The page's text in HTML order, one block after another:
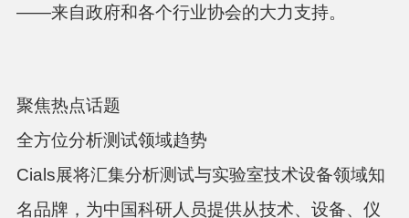
——来自政府和各个行业协会的大力支持。
聚焦热点话题
全方位分析测试领域趋势
Cials展将汇集分析测试与实验室技术设备领域知
名品牌，为中国科研人员提供从技术、设备、仪